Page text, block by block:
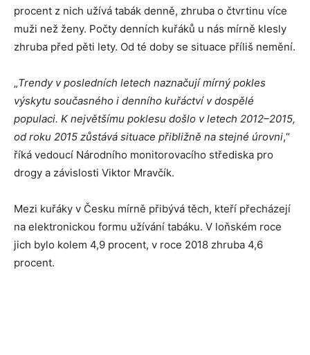
procent z nich užívá tabák denně, zhruba o čtvrtinu více
muži než ženy. Počty denních kuřáků u nás mírně klesly
zhruba před pěti lety. Od té doby se situace příliš nemění.
„Trendy v posledních letech naznačují mírný pokles
výskytu současného i denního kuřáctví v dospělé
populaci. K největšímu poklesu došlo v letech 2012–2015,
od roku 2015 zůstává situace přibližně na stejné úrovni,“
říká vedoucí Národního monitorovacího střediska pro
drogy a závislosti Viktor Mravčík.
Mezi kuřáky v Česku mírně přibývá těch, kteří přecházejí
na elektronickou formu užívání tabáku. V loňském roce
jich bylo kolem 4,9 procent, v roce 2018 zhruba 4,6
procent.